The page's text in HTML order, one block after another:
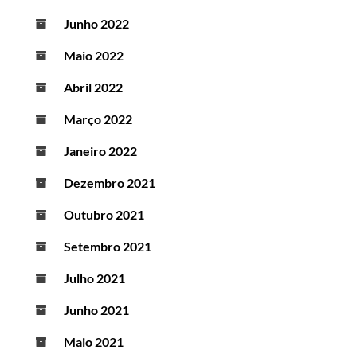
Junho 2022
Maio 2022
Abril 2022
Março 2022
Janeiro 2022
Dezembro 2021
Outubro 2021
Setembro 2021
Julho 2021
Junho 2021
Maio 2021